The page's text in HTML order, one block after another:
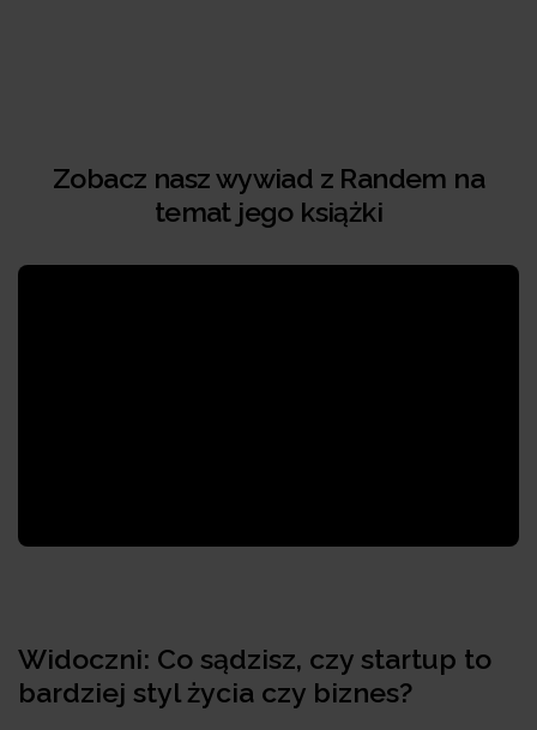
Zobacz nasz wywiad z Randem na
temat jego książki
Widoczni: Co sądzisz, czy startup to
bardziej styl życia czy biznes?